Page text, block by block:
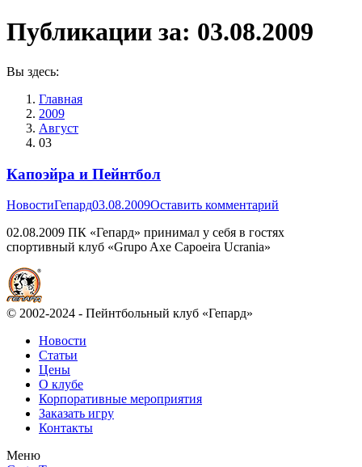
Публикации за: 03.08.2009
Вы здесь:
Главная
2009
Август
03
Капоэйра и Пейнтбол
НовостиГепард03.08.2009Оставить комментарий
02.08.2009 ПК «Гепард» принимал у себя в гостях
спортивный клуб «Grupo Axe Capoeira Ucrania»
© 2002-2024 - Пейнтбольный клуб «Гепард»
Новости
Статьи
Цены
О клубе
Корпоративные мероприятия
Заказать игру
Контакты
Меню